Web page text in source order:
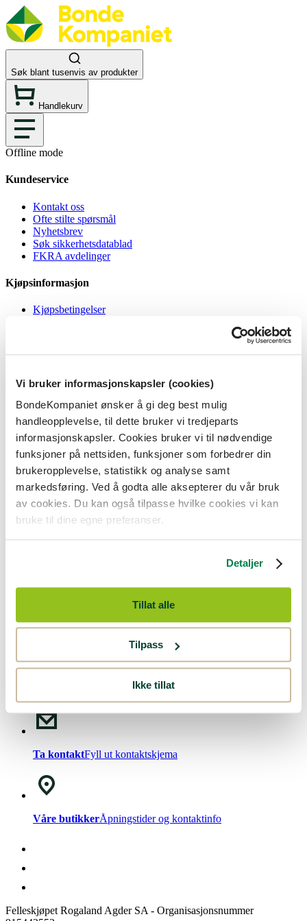
Vi bruker informasjonskapsler (cookies)
BondeKompaniet ønsker å gi deg best mulig
handleopplevelse, til dette bruker vi tredjeparts
informasjonskapsler. Cookies bruker vi til nødvendige
funksjoner på nettsiden, funksjoner som forbedrer din
brukeropplevelse, statistikk og analyse samt
markedsføring. Ved å godta alle aksepterer du vår bruk
av cookies. Du kan også tilpasse hvilke cookies vi kan
bruke til dine egne preferanser.
Detaljer
Tillat alle
Tilpass
Ikke tillat
Søk blant tusenvis av produkter
Handlekurv
Offline mode
Kundeservice
Kontakt oss
Ofte stilte spørsmål
Nyhetsbrev
Søk sikkerhetsdatablad
FKRA avdelinger
Kjøpsinformasjon
Kjøpsbetingelser
Informasjonskapsler
BondeKompaniet
Våre butikker
Presse
Ledige stillinger
Bonde og bedriftskunde
BondeKompaniet erFelleskjøpet Rogaland Agdersitt butikkonsept
BondeKompaniet har det du trenger av praktisk utstyr, reparasjon og
gode råd innenfor hus og hage, fritid, kjæledyr og landbruk.
Nyhetsbrev!Meld deg på vårtnyhetsbrev.
Mandag - Fredag kl. 08-15
Ta kontaktFyll ut kontaktskjema
Våre butikkerÅpningstider og kontaktinfo
Felleskjøpet Rogaland Agder SA - Organisasjonsnummer